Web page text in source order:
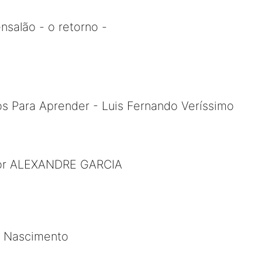
- o retorno -
Para Aprender - Luis Fernando Veríssimo
GARCIA
Nascimento